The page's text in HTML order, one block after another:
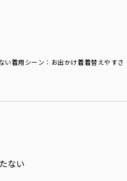
い着用シーン ：お出かけ着着替えやすさ
ない